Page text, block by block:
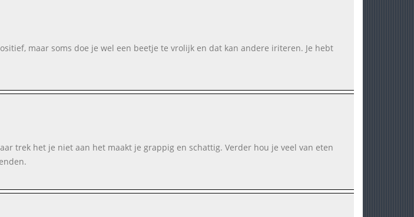
maar soms doe je wel een beetje te vrolijk en dat kan andere iriteren. Je hebt
trek het je niet aan het maakt je grappig en schattig. Verder hou je veel van eten